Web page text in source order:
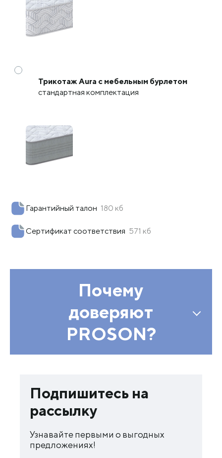
Трикотаж Aura с мебельным бурлетом
стандартная комплектация
Гарантийный талон 180 кб
Сертификат соответствия 571 кб
Почему
доверяют
PROSON?
Подпишитесь на
рассылку
Узнавайте первыми о выгодных
предложениях!